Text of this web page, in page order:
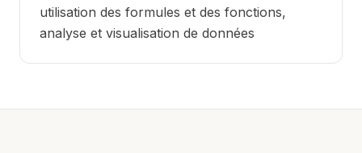
utilisation des formules et des fonctions,
analyse et visualisation de données